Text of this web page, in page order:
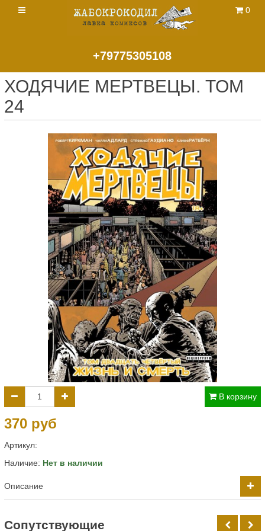
+79775305108
0
ХОДЯЧИЕ МЕРТВЕЦЫ. ТОМ
24
В корзину
370 руб
Артикул:
Наличие: Нет в наличии
Описание
Cопутствующие